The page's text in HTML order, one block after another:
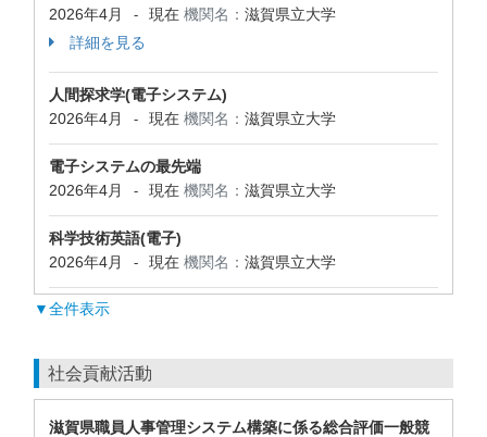
2026年4月
- 現在 機関名： 滋賀県立大学
詳細を見る
人間探求学(電子システム)
2026年4月
- 現在 機関名： 滋賀県立大学
電子システムの最先端
2026年4月
- 現在 機関名： 滋賀県立大学
科学技術英語(電子)
2026年4月
- 現在 機関名： 滋賀県立大学
▼全件表示
社会貢献活動
滋賀県職員人事管理システム構築に係る総合評価一般競